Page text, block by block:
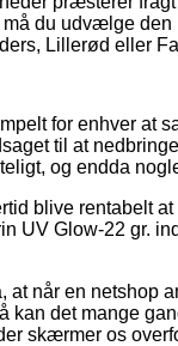
du udvælge
Lillerød eller
for enhver at
til at
og endda
blive rentabelt
UV Glow-22 gr.
at når en netshop
kan det mange
skærmer os